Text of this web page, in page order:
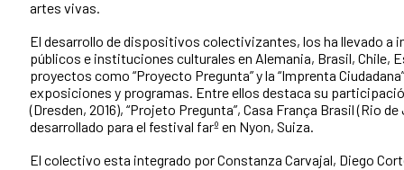
artes vivas.
El desarrollo de dispositivos colectivizantes, los ha llevado a
públicos e instituciones culturales en Alemania, Brasil, Chile,
proyectos como “Proyecto Pregunta” y la “Imprenta
exposiciones y programas. Entre ellos destaca su
(Dresden, 2016), “Projeto Pregunta”, Casa França Brasil (Rio
desarrollado para el festival farº en Nyon, Suiza.
El colectivo esta integrado por Constanza Carvajal, Diego